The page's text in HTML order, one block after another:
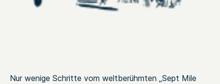
Nur wenige Schritte vom weltberühmten „Sept Mile